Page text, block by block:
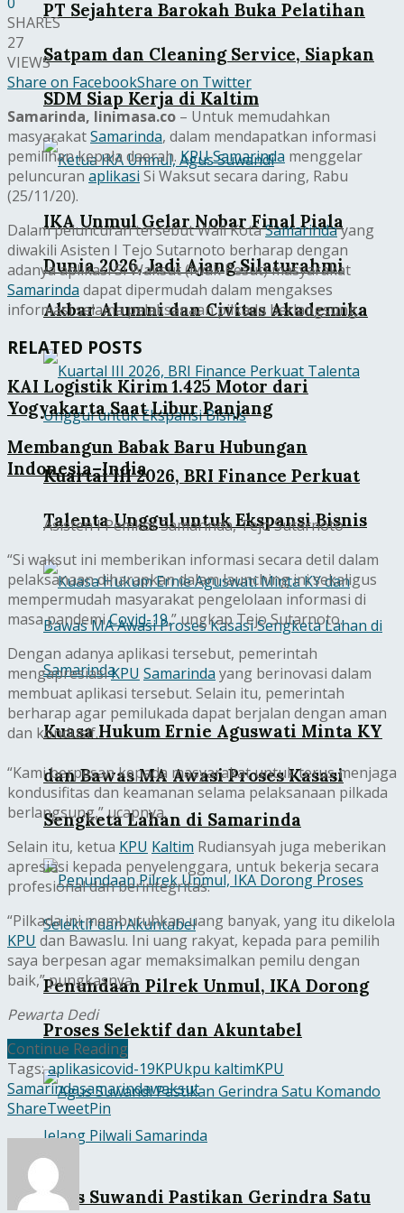
PT Sejahtera Barokah Buka Pelatihan
Satpam dan Cleaning Service, Siapkan
SDM Siap Kerja di Kaltim
IKA Unmul Gelar Nobar Final Piala
Dunia 2026, Jadi Ajang Silaturahmi
Akbar Alumni dan Civitas Akademika
Kuartal III 2026, BRI Finance Perkuat
Talenta Unggul untuk Ekspansi Bisnis
Kuasa Hukum Ernie Aguswati Minta KY
dan Bawas MA Awasi Proses Kasasi
Sengketa Lahan di Samarinda
Penundaan Pilrek Unmul, IKA Dorong
Proses Selektif dan Akuntabel
Agus Suwandi Pastikan Gerindra Satu
SHARES
27
VIEWS
Share on FacebookShare on Twitter
Samarinda, linimasa.co – Untuk memudahkan
masyarakatSamarinda, dalam mendapatkan informasi
pemilihan kepala daerah. KPUSamarinda menggelar
peluncuran aplikasi Si Waksut secara daring, Rabu
(25/11/20).
Dalam peluncuran tersebut Wali KotaSamarindayang
diwakili Asisten I Tejo Sutarnoto berharap dengan
adanya aplikasi Si Waksut (Iwak Pesut) masyarakat
Samarinda dapat dipermudah dalam mengakses
informasi selama pelaksanaan pilkada berlangsung.
RELATED POSTS
KAI Logistik Kirim 1.425 Motor dari
Yogyakarta Saat Libur Panjang
Membangun Babak Baru Hubungan
Indonesia–India
Asisten I Pemkot Samarinda, Tejo Sutarnoto
“Si waksut ini memberikan informasi secara detil dalam
pelaksanaan diharapkan dalam launching ini sekaligus
mempermudah masyarakat pengelolaan informasi di
masa pandemiCovid-19,” ungkap Tejo Sutarnoto.
Dengan adanya aplikasi tersebut, pemerintah
mengapresiasiKPU Samarinda yang berinovasi dalam
membuat aplikasi tersebut. Selain itu, pemerintah
berharap agar pemilukada dapat berjalan dengan aman
dan kondusif.
“Kami berpesan kepada masyarakat untuk terus menjaga
kondusifitas dan keamanan selama pelaksanaan pilkada
berlangsung,” ucapnya.
Selain itu, ketua KPU Kaltim Rudiansyah juga meberikan
apresiasi kepada penyelenggara, untuk bekerja secara
profesional dan berintegritas.
“Pilkada ini membutuhkan uang banyak, yang itu dikelola
KPU dan Bawaslu. Ini uang rakyat, kepada para pemilih
saya berpesan agar memaksimalkan pemilu dengan
baik,” pungkasnya.
Pewarta Dedi
Continue Reading
Tags:aplikasicovid-19KPUkpu kaltimKPU
Samarindasamarindawaksut
ShareTweetPin